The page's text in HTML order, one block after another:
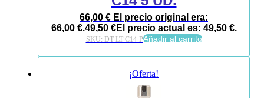
66,00€ El precio original era:
66,00 €.49,50 €El precio actual es: 49,50 €.
SKU: DT-LT-C14-PAñadir al carrito
¡Oferta!